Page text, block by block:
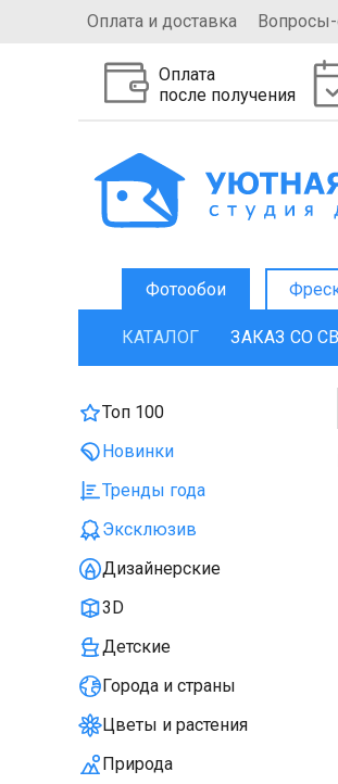
Оплата и доставка
Оплата
после получения
Фотообои
КАТАЛОГ ЗАКАЗ СО
Топ 100
Новинки
Тренды года
Эксклюзив
Дизайнерские
3D
Детские
Города и страны
Цветы и растения
Природа